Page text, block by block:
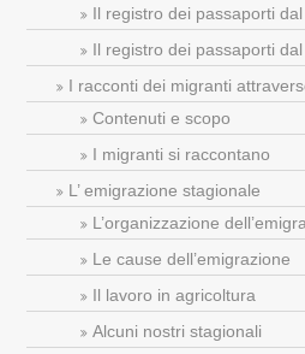
Il registro dei passaporti
Il registro dei passaporti
I racconti dei migranti
Contenuti e scopo
I migranti si raccontano
L’ emigrazione stagionale
L’organizzazione
Le cause dell’emigrazione
Il lavoro in agricoltura
Alcuni nostri stagionali